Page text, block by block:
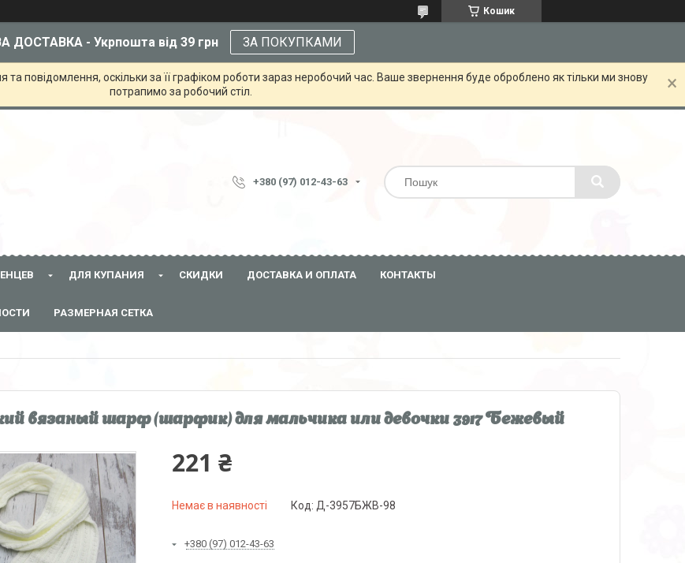
Кошик
ДОСТАВКА - Укрпошта від 39 грн ЗА ПОКУПКАМИ
повідомлення, оскільки за її графіком роботи зараз неробочий час. Ваше звернення буде оброблено як тільки ми знову
потрапимо за робочий стіл.
+380 (97) 012-43-63
ДЛЯ КУПАНИЯ СКИДКИ ДОСТАВКА И ОПЛАТА КОНТАКТЫ
РАЗМЕРНАЯ СЕТКА
вязаный шарф (шарфик) для мальчика или девочки 3917 Бежевый
221 ₴
Немає в наявності Код: Д-3957БЖВ-98
+380 (97) 012-43-63